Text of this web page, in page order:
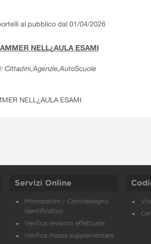
al pubblico dal 01/04/2026
NELL¿AULA ESAMI
Cittadini,Agenzie,AutoScuole
NELL¿AULA ESAMI
Servizi Online
Monopattini - Contrassegno
identificativo
Verifica revisioni effettuate
Verifica massa supplementare